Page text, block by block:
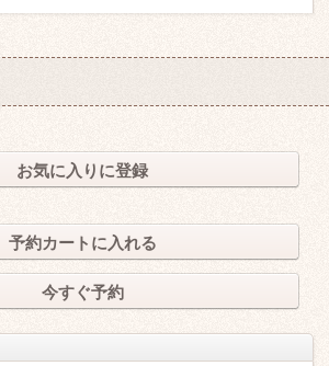
お気に入りに登録
予約カートに入れる
今すぐ予約